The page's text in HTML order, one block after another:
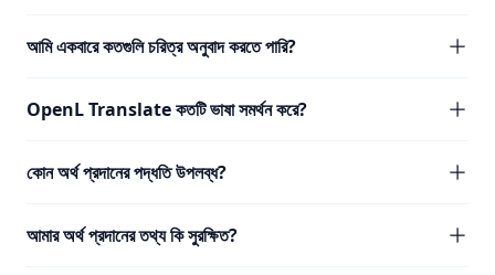
আমি একবারে কতগুলি চরিত্র অনুবাদ করতে পারি?
OpenL Translate কতটি ভাষা সমর্থন করে?
কোন অর্থ প্রদানের পদ্ধতি উপলব্ধ?
আমার অর্থ প্রদানের তথ্য কি সুরক্ষিত?